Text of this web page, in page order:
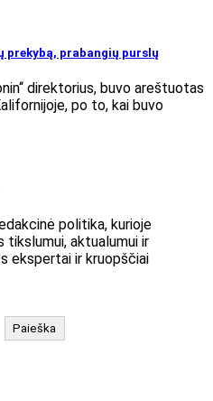
prabangių purslų
direktorius, buvo areštuotas
po to, kai buvo
politika, kurioje
tikslumui, aktualumui ir
ekspertai ir kruopščiai
Paieška